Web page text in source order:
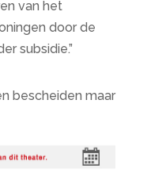
van het
door de
subsidie.”
bescheiden maar